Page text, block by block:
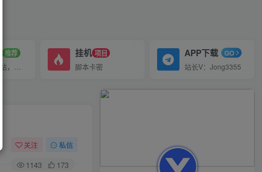
推荐
搭建同款网站，自己当老板
挂机 项目
脚本卡密
APP下载 GO
站长V：Jong3355
关注 私信
1143 173